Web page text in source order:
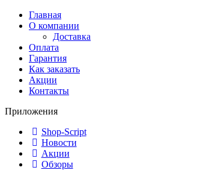
Главная
О компании
Доставка
Оплата
Гарантия
Как заказать
Акции
Контакты
Приложения
Shop-Script
Новости
Акции
Обзоры